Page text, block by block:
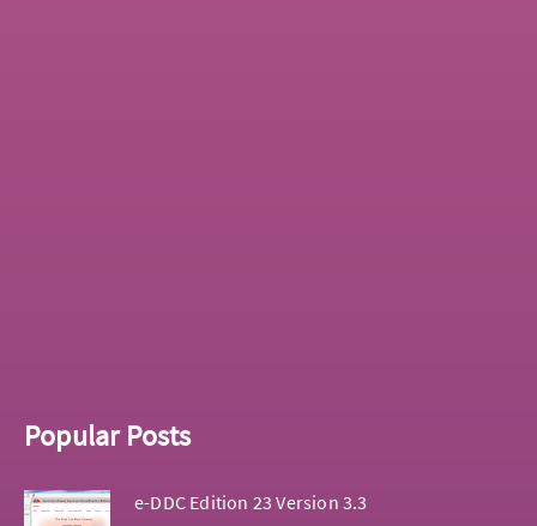
Popular Posts
e-DDC Edition 23 Version 3.3